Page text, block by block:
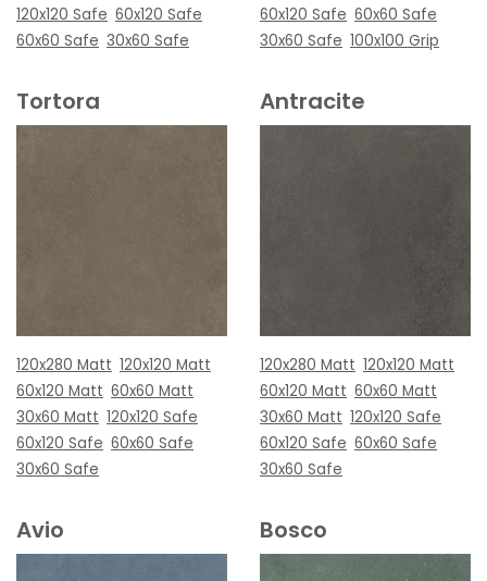
120x120 Safe 60x120 Safe
60x60 Safe 30x60 Safe
60x120 Safe 60x60 Safe
30x60 Safe 100x100 Grip
Tortora
120x280 Matt 120x120 Matt
60x120 Matt 60x60 Matt
30x60 Matt 120x120 Safe
60x120 Safe 60x60 Safe
30x60 Safe
Antracite
120x280 Matt 120x120 Matt
60x120 Matt 60x60 Matt
30x60 Matt 120x120 Safe
60x120 Safe 60x60 Safe
30x60 Safe
Avio Bosco